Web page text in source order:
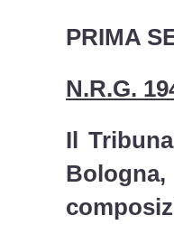
PRIMA
N.R.G.
Il